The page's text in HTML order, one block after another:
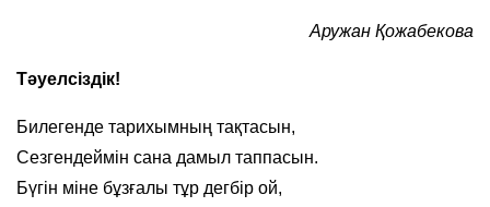
Аружан Қожабекова
Тәуелсіздік!
Билегенде тарихымның тақтасын,
Сезгендеймін сана дамыл таппасын.
Бүгін міне бұзғалы тұр дегбір ой,